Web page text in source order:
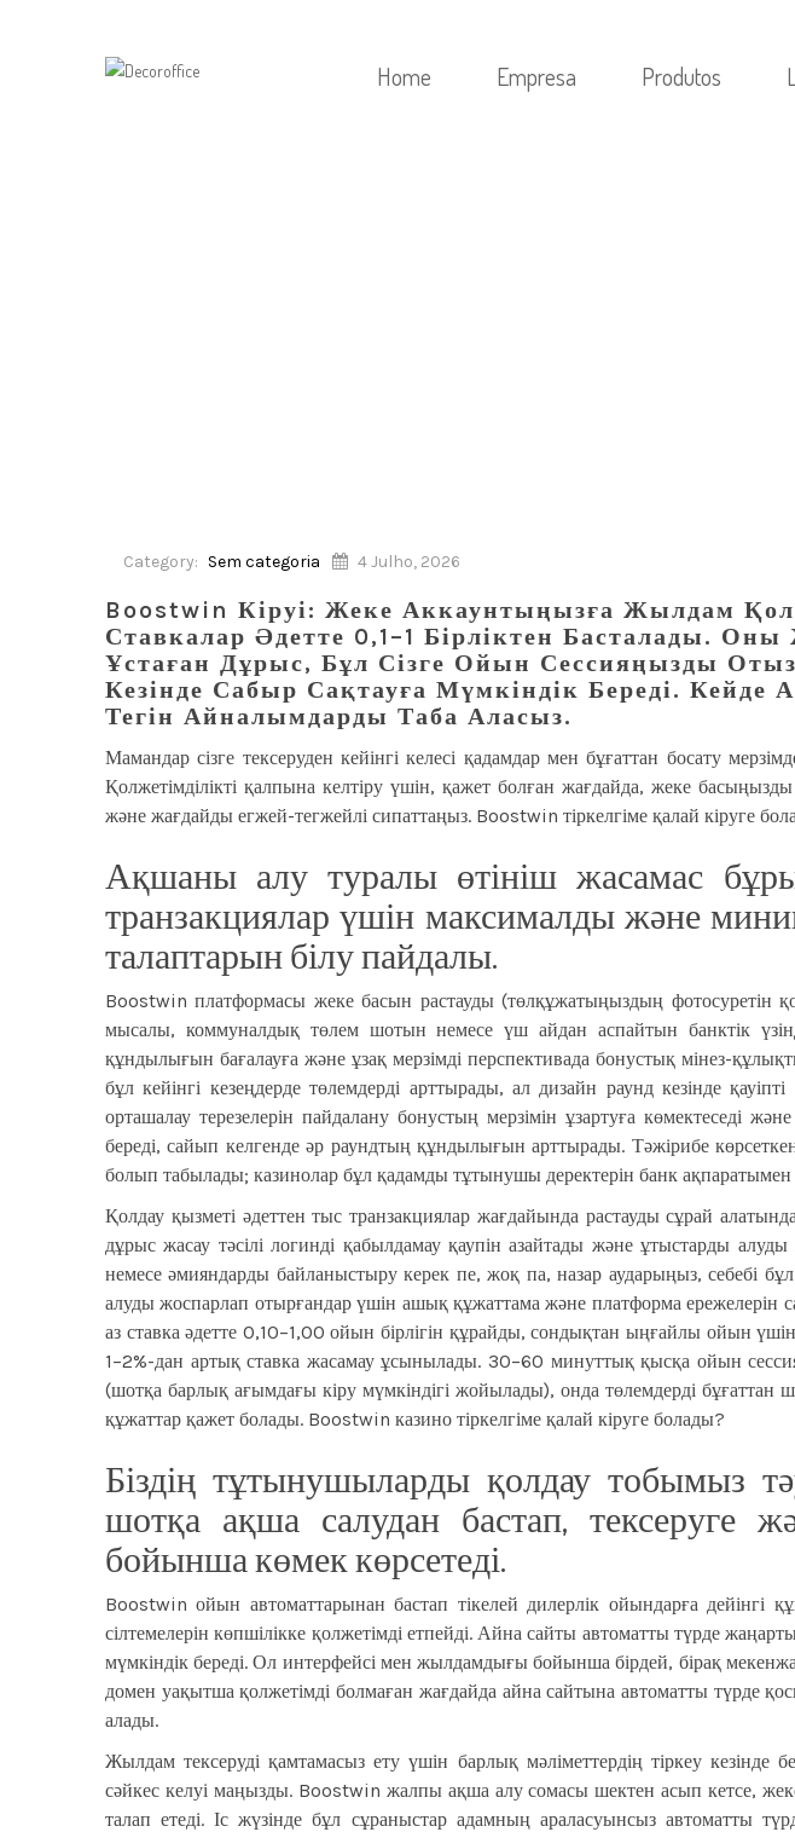
Home Empresa Produtos
Category: Sem categoria 4 Julho, 2026
Boostwin Кіруі: Жеке Аккаунтыңызға Жылдам
Ставкалар Әдетте 0,1–1 Бірліктен Басталады.
Ұстаған Дұрыс, Бұл Сізге Ойын Сессияңызды
Кезінде Сабыр Сақтауға Мүмкіндік Береді.
Тегін Айналымдарды Таба Аласыз.
Мамандар сізге тексеруден кейінгі келесі қадамдар мен бұғаттан босату
Қолжетімділікті қалпына келтіру үшін, қажет болған жағдайда, жеке
және жағдайды егжей-тегжейлі сипаттаңыз. Boostwin тіркелгіме қалай кіруге
Ақшаны алу туралы өтініш жасамас
транзакциялар үшін максималды және
талаптарын білу пайдалы.
Boostwin платформасы жеке басын растауды (төлқұжатыңыздың фотосуретін
мысалы, коммуналдық төлем шотын немесе үш айдан аспайтын банктік
құндылығын бағалауға және ұзақ мерзімді перспективада бонустық мінез-
бұл кейінгі кезеңдерде төлемдерді арттырады, ал дизайн раунд кезінде
орташалау терезелерін пайдалану бонустың мерзімін ұзартуға көмектеседі
береді, сайып келгенде әр раундтың құндылығын арттырады. Тәжірибе
болып табылады; казинолар бұл қадамды тұтынушы деректерін банк
Қолдау қызметі әдеттен тыс транзакциялар жағдайында растауды сұрай
дұрыс жасау тәсілі логинді қабылдамау қаупін азайтады және ұтыстарды
немесе әмияндарды байланыстыру керек пе, жоқ па, назар аударыңыз, себебі
алуды жоспарлап отырғандар үшін ашық құжаттама және платформа ережелерін
аз ставка әдетте 0,10–1,00 ойын бірлігін құрайды, сондықтан ыңғайлы ойын
1–2%-дан артық ставка жасамау ұсынылады. 30–60 минуттық қысқа ойын
(шотқа барлық ағымдағы кіру мүмкіндігі жойылады), онда төлемдерді
құжаттар қажет болады. Boostwin казино тіркелгіме қалай кіруге болады?
Біздің тұтынушыларды қолдау тобымыз
шотқа ақша салудан бастап, тексеруге
бойынша көмек көрсетеді.
Boostwin ойын автоматтарынан бастап тікелей дилерлік ойындарға
сілтемелерін көпшілікке қолжетімді етпейді. Айна сайты автоматты түрде
мүмкіндік береді. Ол интерфейсі мен жылдамдығы бойынша бірдей, бірақ
домен уақытша қолжетімді болмаған жағдайда айна сайтына автоматты
алады.
Жылдам тексеруді қамтамасыз ету үшін барлық мәліметтердің тіркеу кезінде
сәйкес келуі маңызды. Boostwin жалпы ақша алу сомасы шектен асып кетсе,
талап етеді. Іс жүзінде бұл сұраныстар адамның араласуынсыз автоматты